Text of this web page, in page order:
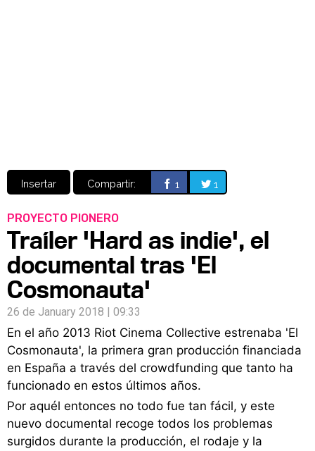
Insertar Compartir: 1 1
PROYECTO PIONERO
Traíler 'Hard as indie', el
documental tras 'El
Cosmonauta'
26 de January 2018 | 09:33
En el año 2013 Riot Cinema Collective estrenaba 'El
Cosmonauta', la primera gran producción financiada
en España a través del crowdfunding que tanto ha
funcionado en estos últimos años.
Por aquél entonces no todo fue tan fácil, y este
nuevo documental recoge todos los problemas
surgidos durante la producción, el rodaje y la